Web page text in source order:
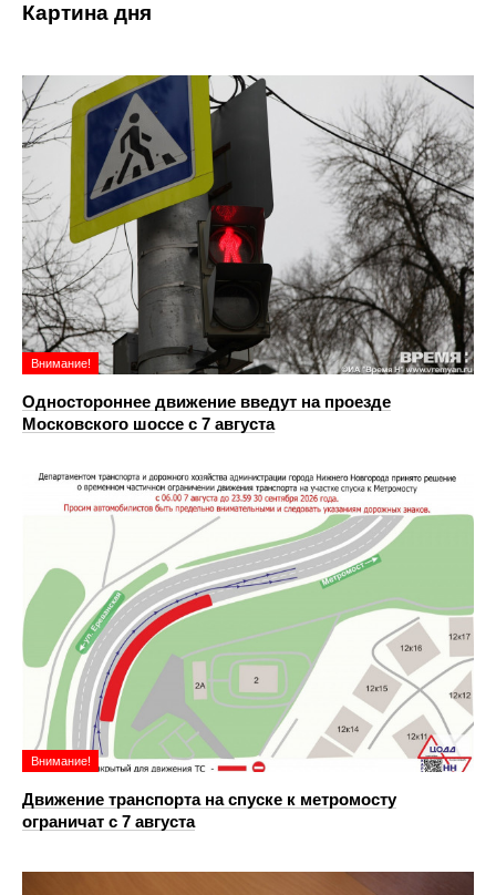
Картина дня
Внимание!
Одностороннее движение введут на проезде
Московского шоссе с 7 августа
Внимание!
Движение транспорта на спуске к метромосту
ограничат с 7 августа